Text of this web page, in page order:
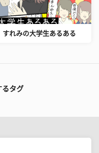
すれみの大学生あるある
るタグ